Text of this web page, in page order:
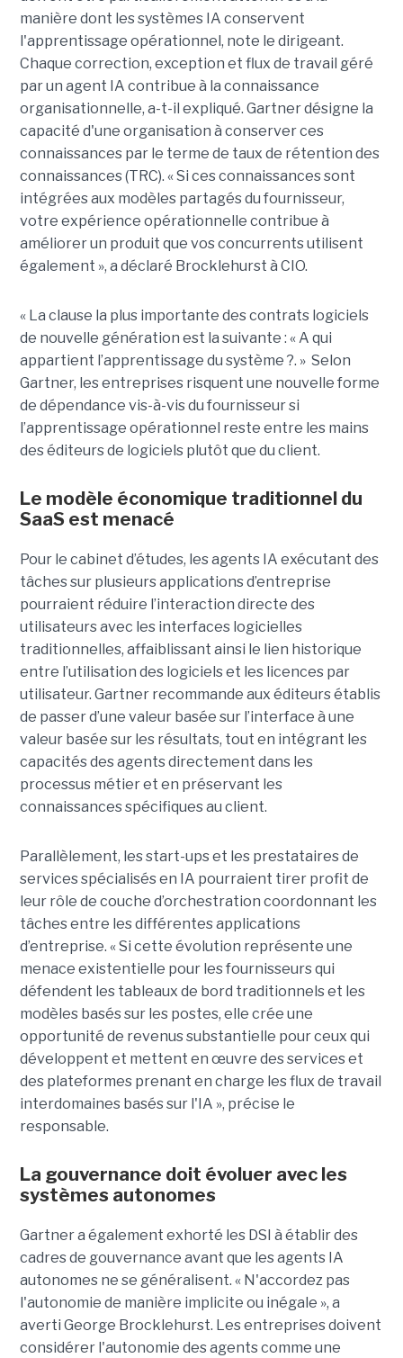
manière dont les systèmes IA conservent
l'apprentissage opérationnel, note le dirigeant.
Chaque correction, exception et flux de travail géré
par un agent IA contribue à la connaissance
organisationnelle, a-t-il expliqué. Gartner désigne la
capacité d'une organisation à conserver ces
connaissances par le terme de taux de rétention des
connaissances (TRC). « Si ces connaissances sont
intégrées aux modèles partagés du fournisseur,
votre expérience opérationnelle contribue à
améliorer un produit que vos concurrents utilisent
également », a déclaré Brocklehurst à CIO.
« La clause la plus importante des contrats logiciels
de nouvelle génération est la suivante : « A qui
appartient l’apprentissage du système ?. » Selon
Gartner, les entreprises risquent une nouvelle forme
de dépendance vis-à-vis du fournisseur si
l’apprentissage opérationnel reste entre les mains
des éditeurs de logiciels plutôt que du client.
Le modèle économique traditionnel du
SaaS est menacé
Pour le cabinet d’études, les agents IA exécutant des
tâches sur plusieurs applications d’entreprise
pourraient réduire l’interaction directe des
utilisateurs avec les interfaces logicielles
traditionnelles, affaiblissant ainsi le lien historique
entre l’utilisation des logiciels et les licences par
utilisateur. Gartner recommande aux éditeurs établis
de passer d’une valeur basée sur l’interface à une
valeur basée sur les résultats, tout en intégrant les
capacités des agents directement dans les
processus métier et en préservant les
connaissances spécifiques au client.
Parallèlement, les start-ups et les prestataires de
services spécialisés en IA pourraient tirer profit de
leur rôle de couche d’orchestration coordonnant les
tâches entre les différentes applications
d’entreprise. « Si cette évolution représente une
menace existentielle pour les fournisseurs qui
défendent les tableaux de bord traditionnels et les
modèles basés sur les postes, elle crée une
opportunité de revenus substantielle pour ceux qui
développent et mettent en œuvre des services et
des plateformes prenant en charge les flux de travail
interdomaines basés sur l'IA », précise le
responsable.
La gouvernance doit évoluer avec les
systèmes autonomes
Gartner a également exhorté les DSI à établir des
cadres de gouvernance avant que les agents IA
autonomes ne se généralisent. « N'accordez pas
l'autonomie de manière implicite ou inégale », a
averti George Brocklehurst. Les entreprises doivent
considérer l'autonomie des agents comme une